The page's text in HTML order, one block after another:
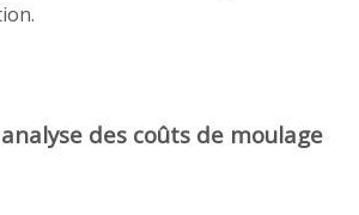
des coûts de moulage